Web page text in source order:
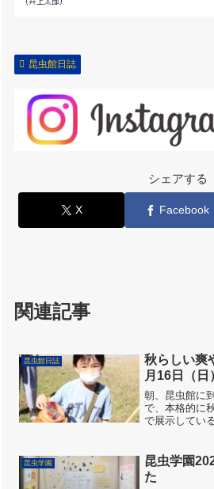
昆虫館日誌
シェアする
X Facebook
関連記事
昆虫館日誌
秋らしい爽
月16日（日
朝、昆虫館に
で、本格的に
で展示してい
す。お父さん
な虫も上手に
昆虫学園
昆虫学園
た